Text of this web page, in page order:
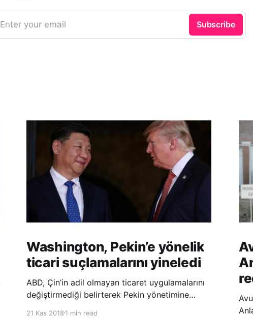
Enter your email Subscribe
Washington, Pekin’e yönelik
ticari suçlamalarını yineledi
ABD, Çin’in adil olmayan ticaret uygulamalarını
değiştirmediği belirterek Pekin yönetimine
21 Kas 20181 min read